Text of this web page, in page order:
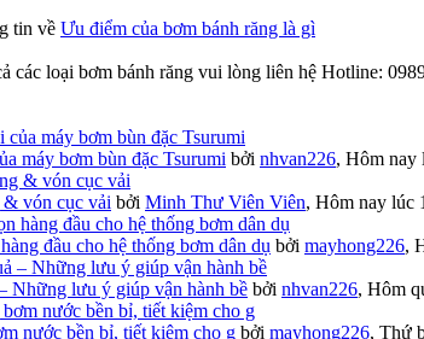
tin về Ưu điểm của bơm bánh răng là gì
các loại bơm bánh răng vui lòng liên hệ Hotline:
máy bơm bùn đặc Tsurumi bởi nhvan226, Hôm nay
vón cục vải bởi Minh Thư Viên Viên, Hôm nay lúc
đầu cho hệ thống bơm dân dụ bởi mayhong226,
Những lưu ý giúp vận hành bề bởi nhvan226, Hôm
nước bền bỉ, tiết kiệm cho g bởi mayhong226, Thứ